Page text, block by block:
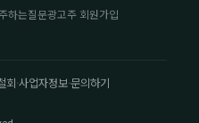
하는질문광고주 회원가입
회·사업자정보·문의하기